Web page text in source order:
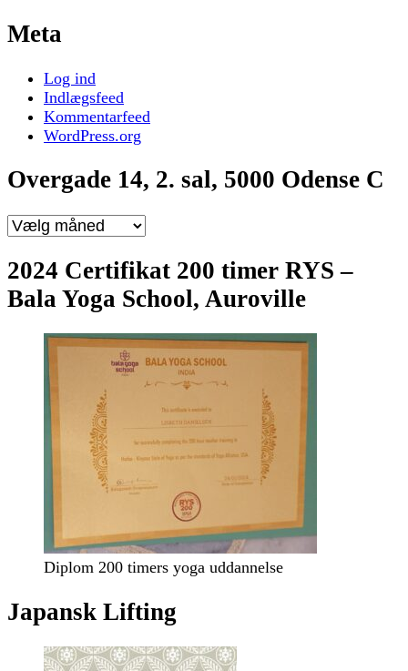
Meta
Log ind
Indlægsfeed
Kommentarfeed
WordPress.org
Overgade 14, 2. sal, 5000 Odense C
Overgade
14,
2.
sal,
5000
2024 Certifikat 200 timer RYS –
Bala Yoga School, Auroville
Diplom 200 timers yoga uddannelse
Japansk Lifting